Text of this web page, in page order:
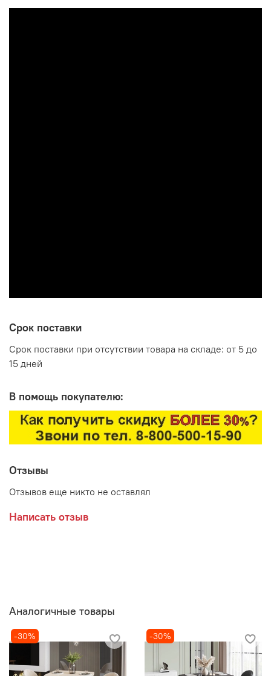
Срок поставки
Срок поставки при отсутствии товара на складе: от 5 до
15 дней
В помощь покупателю:
Отзывы
Отзывов еще никто не оставлял
Написать отзыв
Аналогичные товары
-30% -30%